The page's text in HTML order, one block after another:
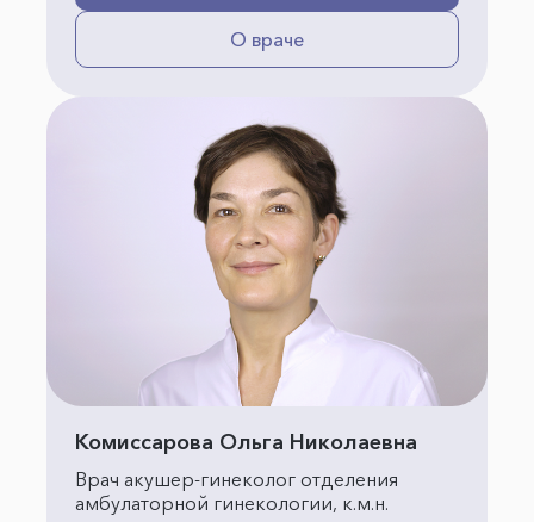
О враче
Комиссарова Ольга Николаевна
Врач акушер-гинеколог отделения
амбулаторной гинекологии, к.м.н.